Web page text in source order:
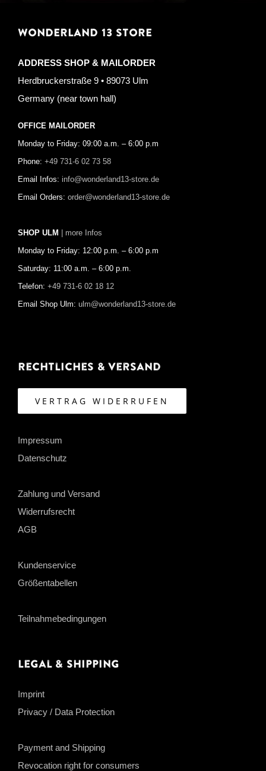
WONDERLAND 13 STORE
ADDRESS SHOP & MAILORDER
Herdbruckerstraße 9 • 89073 Ulm
Germany (near town hall)
OFFICE MAILORDER
Monday to Friday: 09:00 a.m. – 6:00 p.m
Phone: +49 731-6 02 73 58
Email Infos: info@wonderland13-store.de
Email Orders: order@wonderland13-store.de
SHOP ULM | more Infos
Monday to Friday: 12:00 p.m. – 6:00 p.m
Saturday: 11:00 a.m. – 6:00 p.m.
Telefon: +49 731-6 02 18 12
Email Shop Ulm: ulm@wonderland13-store.de
Rechtliches & Versand
VERTRAG WIDERRUFEN
Impressum
Datenschutz
Zahlung und Versand
Widerrufsrecht
AGB
Kundenservice
Größentabellen
Teilnahmebedingungen
Legal & Shipping
Imprint
Privacy / Data Protection
Payment and Shipping
Revocation right for consumers